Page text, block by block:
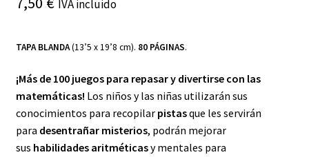
IVA incluido
TAPA BLANDA(13’5 x 19’8 cm). 80 PÁGINAS.
¡Más de 100 juegos para repasar y divertirse con las
matemáticas! Los niños y las niñas utilizarán sus
conocimientos para recopilarpistasque les servirán
para desentrañar misterios, podrán mejorar
sus habilidades aritméticasy mentales para